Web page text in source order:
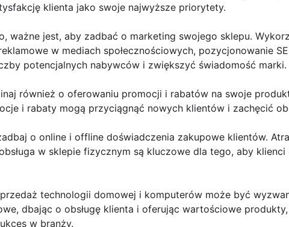
klienta jako swoje najwyższe priorytety.
ważne jest, aby zadbać o marketing swojego sklepu.
w mediach społecznościowych, pozycjonowanie
potencjalnych nabywców i zwiększyć świadomość marki.
również o oferowaniu promocji i rabatów na swoje
i rabaty mogą przyciągnąć nowych klientów i zachęcić
o online i offline doświadczenia zakupowe klientów.
w sklepie fizycznym są kluczowe dla tego, aby
technologii domowej i komputerów może być
dbając o obsługę klienta i oferując wartościowe
w branży.